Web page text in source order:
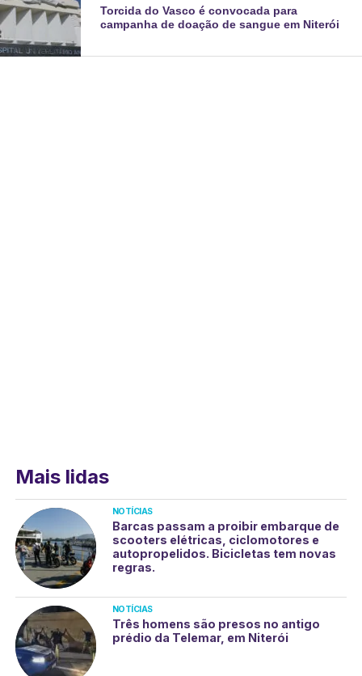
Torcida do Vasco é convocada para
campanha de doação de sangue em Niterói
Mais lidas
NOTÍCIAS
Barcas passam a proibir embarque de
scooters elétricas, ciclomotores e
autopropelidos. Bicicletas tem novas
regras.
NOTÍCIAS
Três homens são presos no antigo
prédio da Telemar, em Niterói